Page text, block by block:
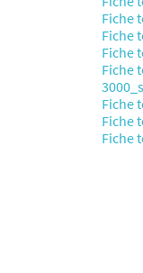
Fiche
Fiche
Fiche
Fiche
Fiche
Fiche
Fiche